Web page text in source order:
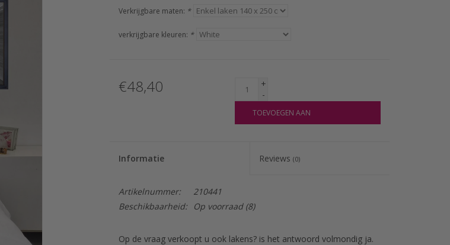
Verkrijgbare maten: *
verkrijgbare kleuren: *
€48,40
+
-
TOEVOEGEN AAN
Informatie Reviews (0)
Artikelnummer:
210441
Beschikbaarheid:
Op voorraad(8)
Op de vraag verkoopt u ook lakens? is het antwoord volmondig ja.